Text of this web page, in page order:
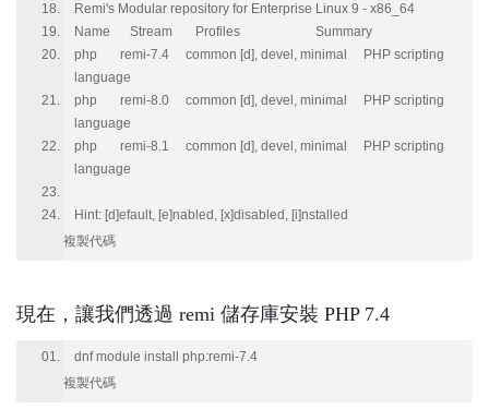
Remi's Modular repository for Enterprise Linux 9 - x86_64
Name Stream Profiles Summary
php remi-7.4 common [d], devel, minimal PHP scripting
language
php remi-8.0 common [d], devel, minimal PHP scripting
language
php remi-8.1 common [d], devel, minimal PHP scripting
language
Hint: [d]efault, [e]nabled, [x]disabled, [i]nstalled
複製代碼
現在，讓我們透過 remi 儲存庫安裝 PHP 7.4
dnf module install php:remi-7.4
複製代碼